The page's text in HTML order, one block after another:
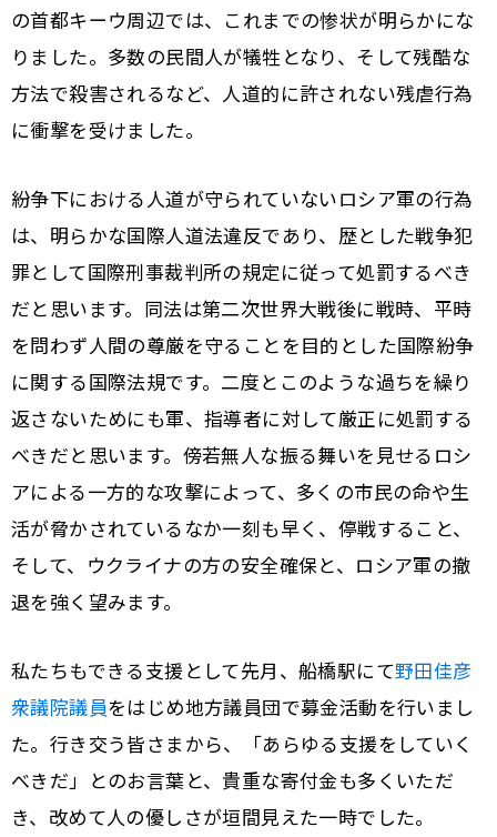
の首都キーウ周辺では、これまでの惨状が明らかにな
りました。多数の民間人が犠牲となり、そして残酷な
方法で殺害されるなど、人道的に許されない残虐行為
に衝撃を受けました。
紛争下における人道が守られていないロシア軍の行為
は、明らかな国際人道法違反であり、歴とした戦争犯
罪として国際刑事裁判所の規定に従って処罰するべき
だと思います。同法は第二次世界大戦後に戦時、平時
を問わず人間の尊厳を守ることを目的とした国際紛争
に関する国際法規です。二度とこのような過ちを繰り
返さないためにも軍、指導者に対して厳正に処罰する
べきだと思います。傍若無人な振る舞いを見せるロシ
アによる一方的な攻撃によって、多くの市民の命や生
活が脅かされているなか一刻も早く、停戦すること、
そして、ウクライナの方の安全確保と、ロシア軍の撤
退を強く望みます。
私たちもできる支援として先月、船橋駅にて野田佳彦
衆議院議員をはじめ地方議員団で募金活動を行いまし
た。行き交う皆さまから、「あらゆる支援をしていく
べきだ」とのお言葉と、貴重な寄付金も多くいただ
き、改めて人の優しさが垣間見えた一時でした。